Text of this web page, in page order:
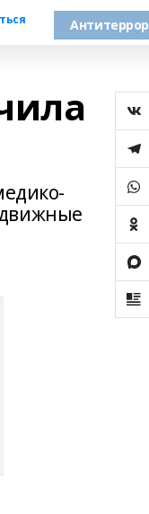
Антитеррор